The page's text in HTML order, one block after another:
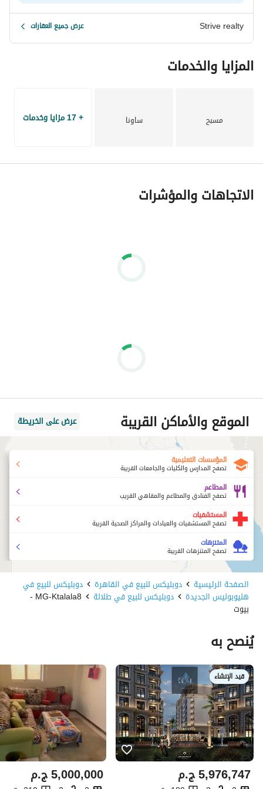
Strive realty عرض جميع العقارات
المزايا والخدمات
مسبح ساونا + 17 مزايا وخدمات
الاتجاهات والمؤشرات
الموقع والأماكن القريبة عرض على الخريطة
المؤسسات التعليمية
تصفح المدارس والكليات والجامعات القريبة
المطاعم
تصفح الفنادق والمطاعم والمقاهي القريب
المستشفيات
تصفح المستشفيات والعيادات والمراكز الصحية القريبة
المتنزهات
تصفح المتنزهات القريبة
الصفحة الرئيسية دوبليكس للبيع في القاهرة دوبليكس للبيع في
هليوبوليس الجديدة دوبليكس للبيع في طلالة MG-Ktalala8 -
بيوت
يُنصح به
قيد الإنشاء
ج.م5,976,747 ج.م5,000,000